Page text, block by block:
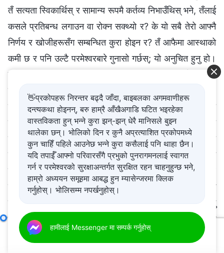
तँ सत्यता स्विकार्थिस् र सामान्य रूपमै कर्तव्य निभाउँथिस् भने, तँलाई
कसले प्रतिबन्ध लगाउन वा रोक्न सक्थ्यो र? के यो सबै तेरो आफ्नै
निर्णय र खोजीहरूसँग सम्बन्धित कुरा होइन र? तँ आफैमा आस्थाको
कमी छ र पनि उल्टै परमेश्‍वरबारे गुनासो गर्छस्; यो अनुचित हुनु हो।
तैँले परमेश्‍वरसँगको तेरो सम्बन्ध कायम राख्दैनस् र यसलाई नष्ट गर्न
टुक्रिएको ऐना जोड्नु गाह्रो हुन्छ, र यसलाई जोडे नि यसमा
चिरैचिरा हुन्छ। अहिले सम्बन्ध तोडिएपछि, यसलाई पुरानो स्थितिमा
फर्काउन कहिल्यै सकिँदैन। त्यसैले, परमेश्‍वरमा विश्‍वास गर्ने क्रममा
मानिसहरूले जस्तोसुकै वातावरण सामना गरे नि तिनीहरूले समर्पित
हुन सिक्‍नुपर्छ र तिनीहरूले सत्यता खोजी गर्नुपर्छ—त्यसपछि मात्रै
तिनीहरू दह्रिलो गरी खडा हुन सक्छन्। यदि तँ परमेश्‍वरलाई
महत्त्वपूर्ण छ; चाहे तैँले आफ्नो कर्तव्य निर्वाह गर्दा होस् वा अरू कुनै
काम गर्दा होस्, सत्यता सिद्धान्तहरू बुझ्नु र तिनलाई अभ्यास र लागू
👋प्रकोपहरू निरन्तर बढ्दै जाँदा, बाइबलका अगमवाणीहरू
दन्त्यकथा होइनन्, बरु हाम्रै आँखैअगाडि घटित भइरहेका
वास्तविकता हुन् भन्ने कुरा झन्-झन् धेरै मानिसले बुझ्न
थालेका छन्। भोलिको दिन र कुनै अप्रत्याशित प्रकोपमध्ये
कुन चाहिँ पहिले आउनेछ भन्ने कुरा कसैलाई पनि थाहा छैन।
यदि तपाईँ आफ्नो परिवारसँगै प्रभुको पुनरागमनलाई स्वागत
गर्न र परमेश्‍वरको सुरक्षाअन्तर्गत सुरक्षित रहन चाहनुहुन्छ भने,
हाम्रो अध्ययन समूहमा आबद्ध हुन म्यासेन्जरमा क्लिक
गर्नुहोस्। भोलिसम्म नपर्खनुहोस्।
हामीलाई Messenger मा सम्पर्क गर्नुहोस्
अगुवा र कामदारहरूका जिम्‍मेवारीहरू (१७)खण्ड चार